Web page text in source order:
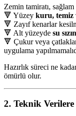
Zemin tamiratı,
🔻 Yüzey kuru, temiz
🔻 Zayıf kenarlar
🔻 Alt yüzeyde su
🔻 Çukur veya
uygulama
Hazırlık süreci ne
ömürlü olur.
2. Teknik